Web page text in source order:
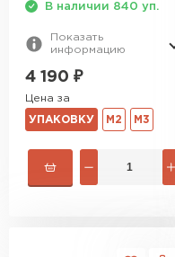
В наличии 840 уп.
Показать
информацию
4 190 ₽
Цена за
УПАКОВКУ М2 М3